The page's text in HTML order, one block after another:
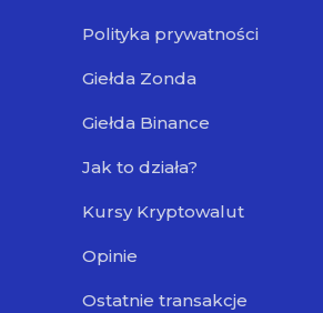
Polityka prywatności
Giełda Zonda
Giełda Binance
Jak to działa?
Kursy Kryptowalut
Opinie
Ostatnie transakcje